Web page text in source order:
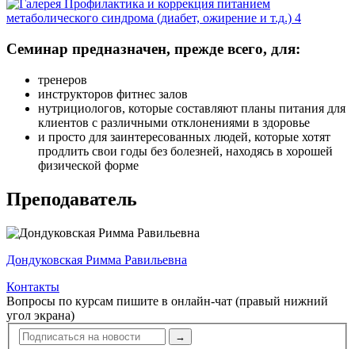
Семинар предназначен, прежде всего, для:
тренеров
инструкторов фитнес залов
нутрициологов, которые составляют планы питания для
клиентов с различными отклонениями в здоровье
и просто для заинтересованных людей, которые хотят
продлить свои годы без болезней, находясь в хорошей
физической форме
Преподаватель
Дондуковская Римма Равильевна
Контакты
Вопросы по курсам пишите в онлайн-чат (правый нижний
угол экрана)
→